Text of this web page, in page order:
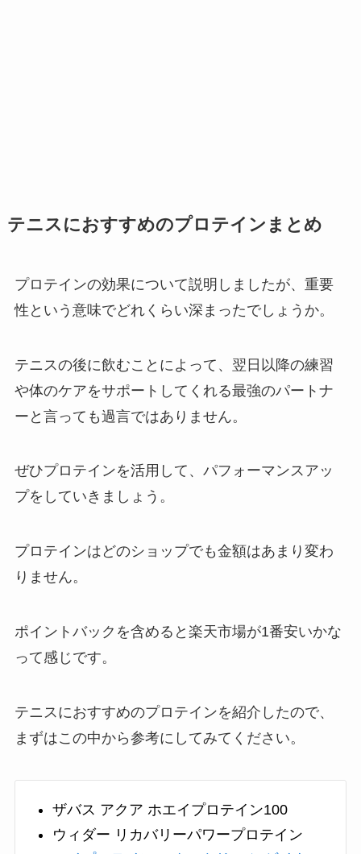
テニスにおすすめのプロテインまとめ
プロテインの効果について説明しましたが、重要
性という意味でどれくらい深まったでしょうか。
テニスの後に飲むことによって、翌日以降の練習
や体のケアをサポートしてくれる最強のパートナ
ーと言っても過言ではありません。
ぜひプロテインを活用して、パフォーマンスアッ
プをしていきましょう。
プロテインはどのショップでも金額はあまり変わ
りません。
ポイントバックを含めると楽天市場が1番安いかな
って感じです。
テニスにおすすめのプロテインを紹介したので、
まずはこの中から参考にしてみてください。
ザバス アクア ホエイプロテイン100
ウィダー リカバリーパワープロテイン